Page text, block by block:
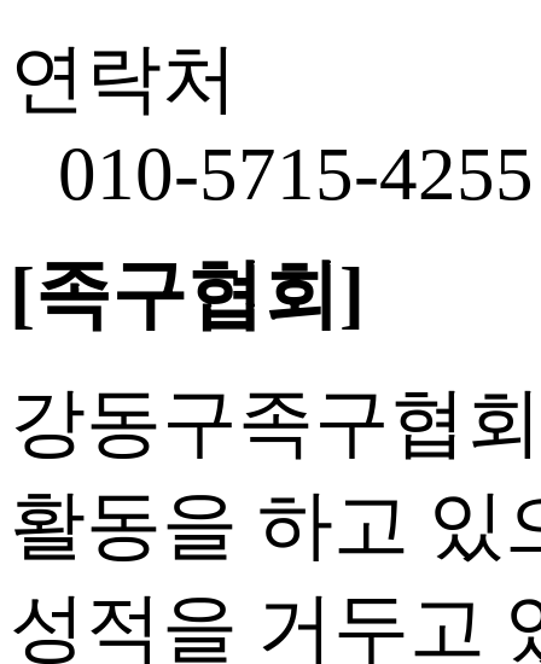
연락처
010-5715-4255
[족구협회]
강동구족구협
활동을 하고 있
성적을 거두고